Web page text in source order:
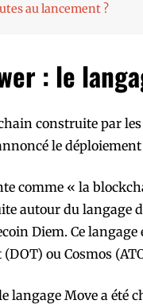
au lancement ?
: le
construite par
le
comme « la
autour du langage
Diem. Ce
(DOT) ou Cosmos
langage Move a été